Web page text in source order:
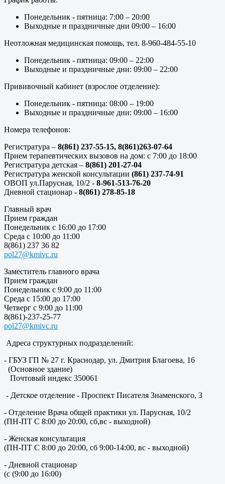
Понедельник - пятница: 7:00 – 20:00
Выходные и праздничные дни 09:00 – 16:00
Неотложная медицинская помощь, тел. 8-960-484-55-10
Понедельник - пятница: 09:00 – 22:00
Выходные и праздничные дни: 09:00 – 22:00
Прививочный кабинет (взрослое отделение):
Понедельник - пятница: 08:00 – 19:00
Выходные и праздничные дни: 09:00 – 16:00
Номера телефонов:
Регистратура – 8(861) 237-55-15, 8(861)263-07-64
Прием терапевтических вызовов на дом: с 7:00 до 18:00
Регистратура детская – 8(861) 201-27-04
Регистратура женской консультации (861) 237-74-91
ОВОП ул.Парусная, 10/2 - 8-961-513-76-20
Дневной стационар - 8(861) 278-85-18
Главный врач
Прием граждан
Понедельник с 16:00 до 17:00
Среда с 10:00 до 11:00
8(861) 237 36 82
pol27@kmivc.ru
Заместитель главного врача
Прием граждан
Понедельник с 9:00 до 11:00
Среда с 15:00 до 17:00
Четверг с 9:00 до 11:00
8(861)-237-25-77
pol27@kmivc.ru
Адреса структурных подразделений:
- ГБУЗ ГП № 27 г. Краснодар, ул. Дмитрия Благоева, 16
(Основное здание)
Почтовый индекс 350061
- Детское отделение - Проспект Писателя Знаменского, 3
- Отделение Врача общей практики ул. Парусная, 10/2
(ПН-ПТ С 8:00 до 20:00, сб,вс - выходной)
- Женская консультация
(ПН-ПТ С 8:00 до 20:00, сб 9:00-14:00, вс - выходной)
- Дневной стационар
(с (9:00 до 16:00)